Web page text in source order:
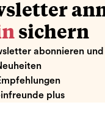
sichern
abonnieren
plus